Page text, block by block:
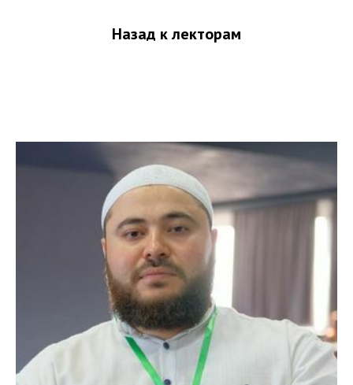
Назад к лекторам